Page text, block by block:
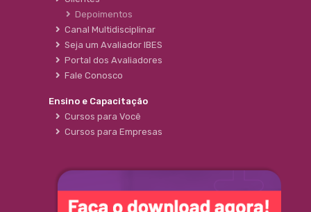
Depoimentos
Canal Multidisciplinar
Seja um Avaliador IBES
Portal dos Avaliadores
Fale Conosco
Ensino e Capacitação
Cursos para Você
Cursos para Empresas